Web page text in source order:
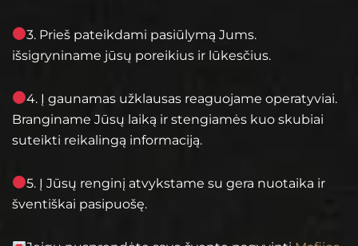
3. Prieš pateikdami pasiūlymą Jums.
išsigryniname jūsų poreikius ir lūkesčius.
4. Į gaunamas užklausas reaguojame operatyviai.
Branginame Jūsų laiką ir stengiamės kuo skubiai
suteikti reikalingą informaciją.
5. Į Jūsų renginį atvykstame su gera nuotaika ir
šventiškai pasipuošę.